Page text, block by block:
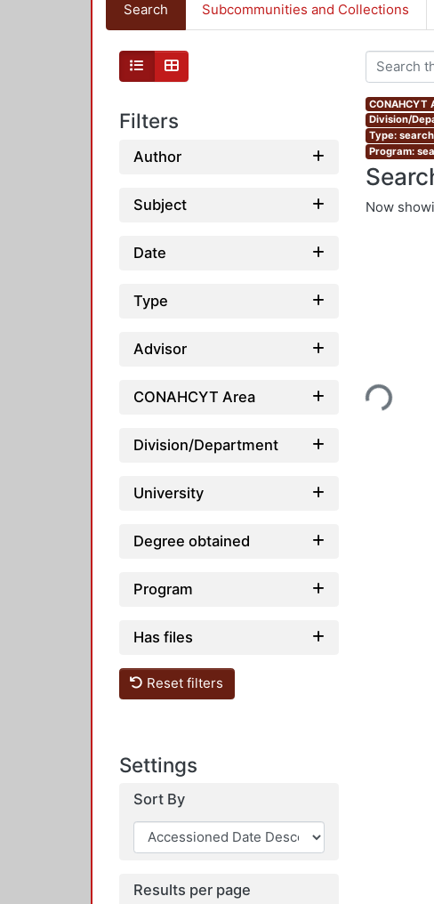
Search Subcommunities and Collections
Filters
Author
Subject
Date
Type
Advisor
CONAHCYT Area
Division/Department
University
Degree obtained
Program
Has files
Reset filters
Settings
Sort By
Results per page
CONAHCYT
Division/
Type:
Program:
Now
Loading...